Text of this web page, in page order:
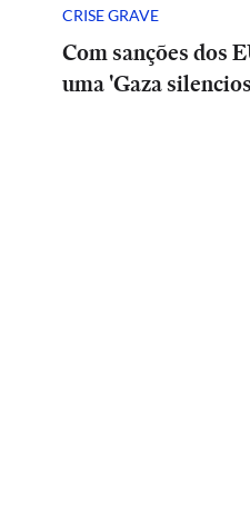
CRISE GRAVE
Com sanções dos
uma 'Gaza